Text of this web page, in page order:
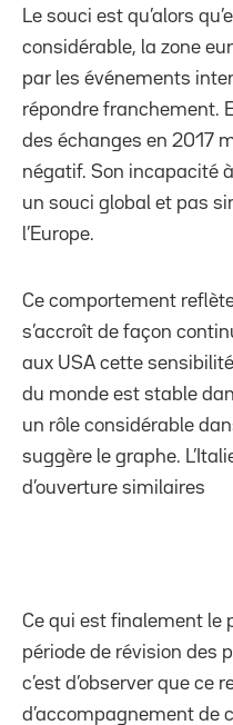
Le souci est qu’alors
considérable, la zone
par les événements
répondre franchement.
des échanges en 2017
négatif. Son incapacité
un souci global et pas
l’Europe.
Ce comportement
s’accroît de façon
aux USA cette
du monde est stable
un rôle considérable
suggère le graphe.
d’ouverture similaires
Ce qui est finalement le
période de révision des
c’est d’observer que ce
d’accompagnement de